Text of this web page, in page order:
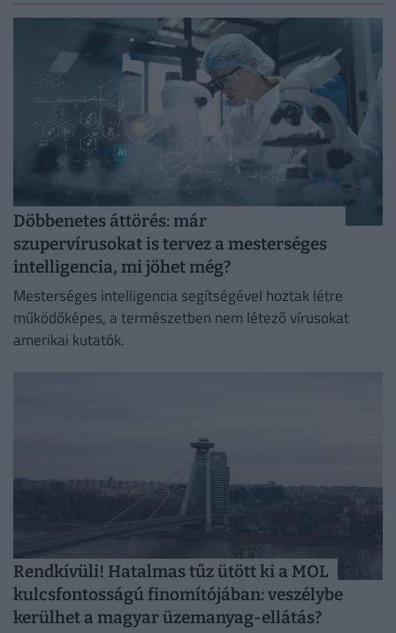
Döbbenetes áttörés: már
szupervírusokat is tervez a mesterséges
intelligencia, mi jöhet még?
Mesterséges intelligencia segítségével hoztak létre
működőképes, a természetben nem létező vírusokat
amerikai kutatók.
Rendkívüli! Hatalmas tűz ütött ki a MOL
kulcsfontosságú finomítójában: veszélybe
kerülhet a magyar üzemanyag-ellátás?